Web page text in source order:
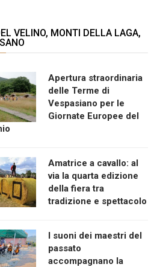
VELINO, MONTI DELLA LAGA,
Apertura straordinaria
delle Terme di
Vespasiano per le
Giornate Europee del
Amatrice a cavallo: al
via la quarta edizione
della fiera tra
tradizione e spettacolo
I suoni dei maestri del
passato
accompagnano la